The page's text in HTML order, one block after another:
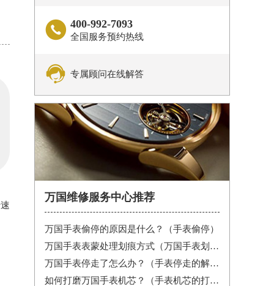
 400-992-7093
全国服务预约热线
 专属顾问在线解答
万国维修服务中心推荐
万国手表偷停的原因是什么？（手表偷停）
万国手表表蒙处理划痕方式（万国手表划痕怎么处理）
万国手表停走了怎么办？（手表停走的解决方法）
如何打磨万国手表机芯？（手表机芯的打磨方法）